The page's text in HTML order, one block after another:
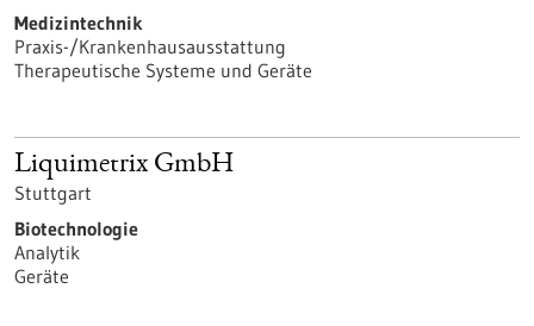
Medizintechnik
Praxis-/Krankenhausausstattung
Therapeutische Systeme und Geräte
Liquimetrix GmbH
Stuttgart
Biotechnologie
Analytik
Geräte